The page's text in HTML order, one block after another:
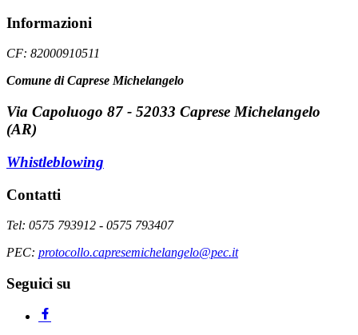
Informazioni
CF: 82000910511
Comune di Caprese Michelangelo
Via Capoluogo 87 - 52033 Caprese Michelangelo
(AR)
Whistleblowing
Contatti
Tel: 0575 793912 - 0575 793407
PEC: protocollo.capresemichelangelo@pec.it
Seguici su